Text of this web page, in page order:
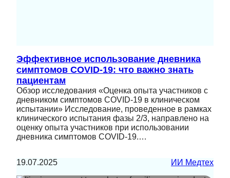
Эффективное использование дневника
симптомов COVID-19: что важно знать
пациентам
Обзор исследования «Оценка опыта участников с
дневником симптомов COVID-19 в клиническом
испытании» Исследование, проведенное в рамках
клинического испытания фазы 2/3, направлено на
оценку опыта участников при использовании
дневника симптомов COVID-19.…
19.07.2025 ИИ Медтех